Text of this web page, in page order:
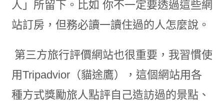
人」所留下。比如 你不一定要透過這些網
站訂房，但務必讀一讀住過的人怎麼說。
第三方旅行評價網站也很重要，我習慣使
用Tripadvior（貓途鷹），這個網站用各
種方式獎勵旅人點評自己造訪過的景點、